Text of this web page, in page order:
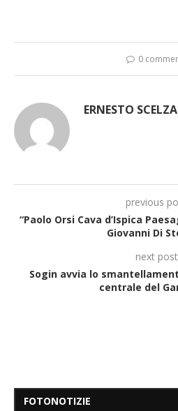
0
ERNESTO SCELZA
previous
“Paolo Orsi Cava d’Ispica
Giovanni Di
next post
Sogin avvia lo
centrale del
FOTONOTIZIE